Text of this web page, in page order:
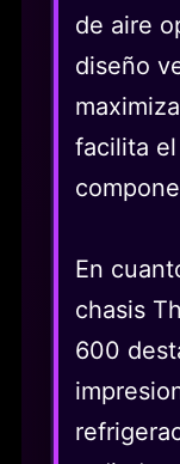
de aire
diseño
facilita
En
chasis
600